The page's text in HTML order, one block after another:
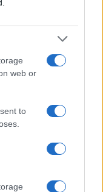
web or
to
és
tartja
a hasonló
a